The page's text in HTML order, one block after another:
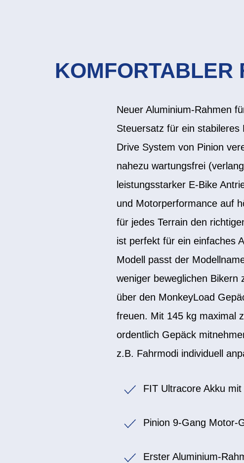
KOMFORTABLER
Neuer Aluminium-Rahmen
Steuersatz für ein
Drive System von Pinion
nahezu wartungsfrei
leistungsstarker E-Bike
und Motorperformance auf
für jedes Terrain den
ist perfekt für ein einfaches
Modell passt der
weniger beweglichen Bikern
über den MonkeyLoad
freuen. Mit 145 kg maximal
ordentlich Gepäck
z.B. Fahrmodi individuell
FIT Ultracore Akku
Pinion 9-Gang Motor-
Erster Aluminium-